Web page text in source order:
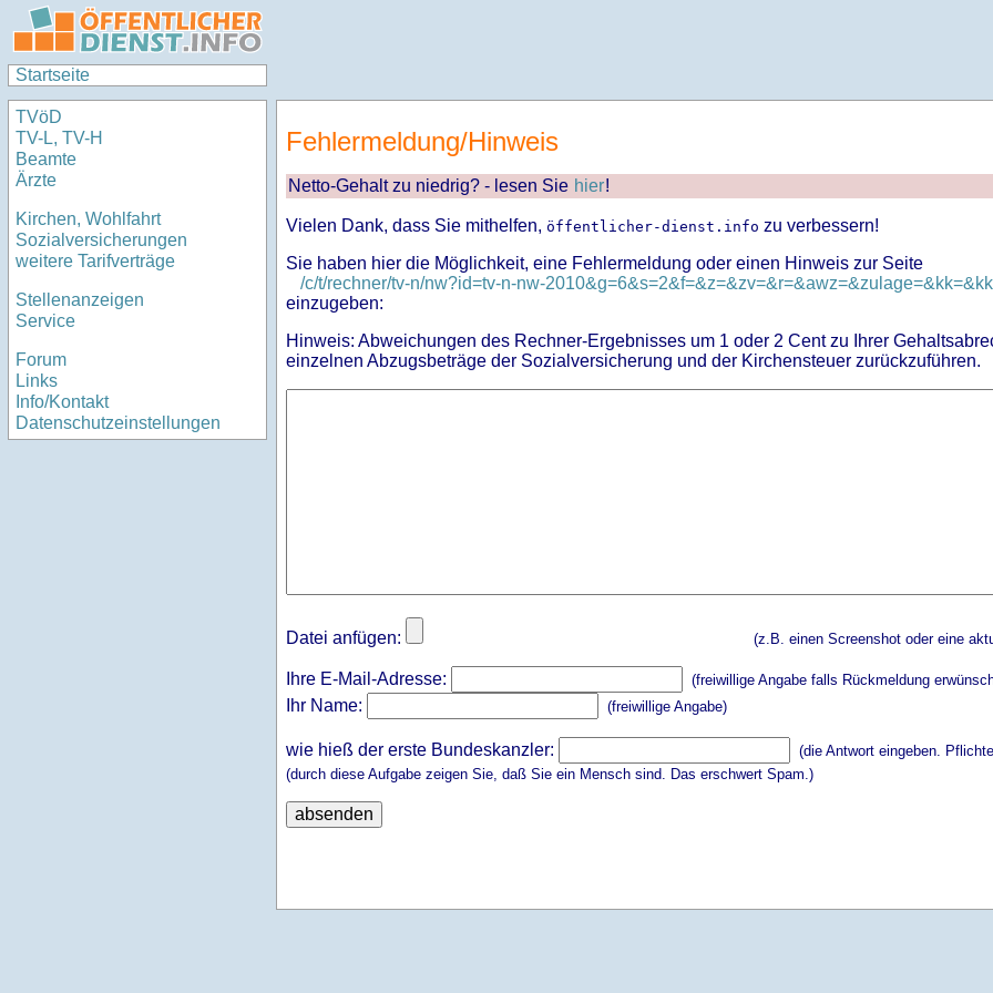
Startseite
TVöD
TV-L, TV-H
Beamte
Ärzte
Kirchen, Wohlfahrt
Sozialversicherungen
weitere Tarifverträge
Stellenanzeigen
Service
Forum
Links
Info/Kontakt
Datenschutzeinstellungen
Fehlermeldung/Hinweis
Netto-Gehalt zu niedrig? - lesen Sie hier!
Vielen Dank, dass Sie mithelfen, öffentlicher-dienst.info zu verbessern!
Sie haben hier die Möglichkeit, eine Fehlermeldung oder einen Hinweis zur Seite
/c/t/rechner/tv-n/nw?id=tv-n-nw-
einzugeben:
Hinweis: Abweichungen des Rechner-Ergebnisses um 1 oder 2 Cent zu Ihrer
einzelnen Abzugsbeträge der Sozialversicherung und der Kirchensteuer zurückzuführen.
Datei anfügen: (z.B. einen Screenshot oder eine
Ihre E-Mail-Adresse: (freiwillige Angabe falls Rückmeldung
Ihr Name: (freiwillige Angabe)
wie hieß der erste Bundeskanzler:
(die Antwort eingeben.
(durch diese Aufgabe zeigen Sie, daß Sie ein Mensch sind. Das erschwert Spam.)